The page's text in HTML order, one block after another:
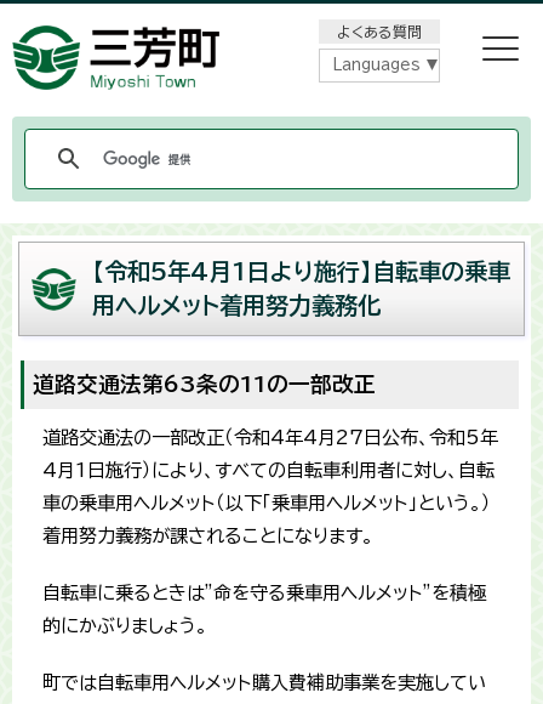
よくある質問
Languages
【令和5年4月1日より施行】自転車の乗車
用ヘルメット着用努力義務化
道路交通法第63条の11の一部改正
道路交通法の一部改正（令和4年4月27日公布、令和5年
4月1日施行）により、すべての自転車利用者に対し、自転
車の乗車用ヘルメット（以下「乗車用ヘルメット」という。）
着用努力義務が課されることになります。
自転車に乗るときは”命を守る乗車用ヘルメット”を積極
的にかぶりましょう。
町では自転車用ヘルメット購入費補助事業を実施してい